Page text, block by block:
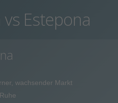
Estepona
wachsender Markt